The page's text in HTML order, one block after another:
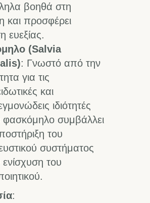
βοηθά στη
και προσφέρει
ευεξίας.
(Salvia
: Γνωστό από την
για τις
και
ιδιότητές
φασκόμηλο συμβάλλει
του
συστήματος
ενίσχυση του
: